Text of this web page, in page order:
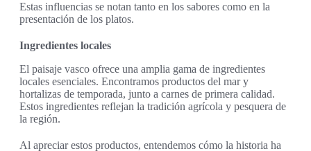
Estas influencias se notan tanto en los sabores como en la
presentación de los platos.
Ingredientes locales
El paisaje vasco ofrece una amplia gama de ingredientes
locales esenciales. Encontramos productos del mar y
hortalizas de temporada, junto a carnes de primera calidad.
Estos ingredientes reflejan la tradición agrícola y pesquera de
la región.
Al apreciar estos productos, entendemos cómo la historia ha